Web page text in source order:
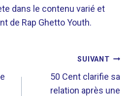
dans le contenu varié et
de Rap Ghetto Youth.
SUIVANT
50 Cent clarifie sa
relation après une